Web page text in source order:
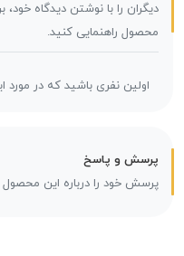
دیگران را با نوشتن دیدگاه خود،
محصول راهنمایی کنید.
اولین نفری باشید که در
پرسش و پاسخ
پرسش خود را درباره این